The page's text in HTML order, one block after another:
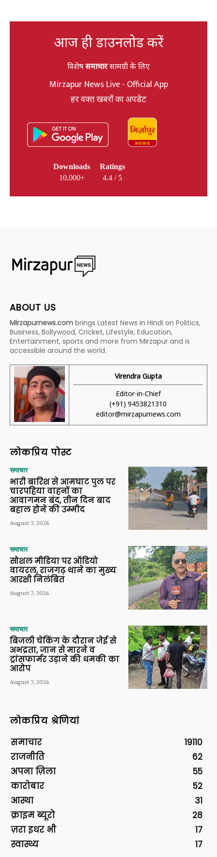
आज ही डाउनलोड करें
विशेषसमाचारसामग्री के लिए
Mirzapur News Live - Official App
हर वक्त खबरों का अपडेट
Downloads
10,000+
Ratings
4.4 / 5
ABOUT US
Mirzapurnews.com brings Latest News in Hindi on Politics,
Business, Bollywood, Cricket, Lifestyle, Education,
Entertainment, sports and more from Mirzapur and is
accessible around the world.
Virendra Gupta
Editor-in-Chief
(+91) 9453821310
editor@mirzapurnews.com
लोकप्रिय पोस्ट
समाचार
भारी बारिश से आमघाट पुल पर
चारपहिया वाहनों का
आवागमन बंद, तीन दिन बाद
बहाल होने की उम्मीद
August 7, 2026
समाचार
सोशल मीडिया पर ऑडियो
वायरल, राजगढ़ थाने का मुख्य
आरक्षी निलंबित
August 7, 2026
समाचार
बिजली चेकिंग के दौरान जेई से
अभद्रता, जान से मारने व
ट्रांसफार्मर उड़ाने की धमकी का
आरोप
August 7, 2026
लोकप्रिय श्रेणियां
समाचार
19110
राजनीति
62
अपना ज़िला
55
कारोबार
52
आस्था
31
क्राइम ब्यूरो
28
ज़रा इधर भी
17
स्वास्थ्य
17